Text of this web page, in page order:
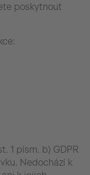
poskytnout
1 písm. b) GDPR
Nedochází k